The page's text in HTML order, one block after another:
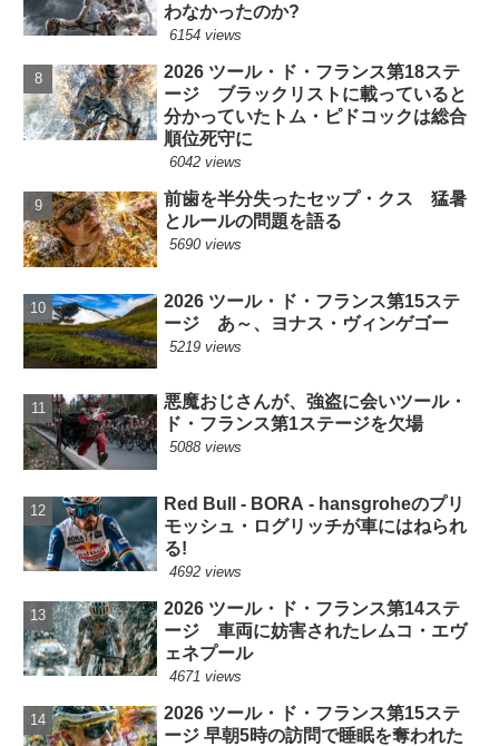
わなかったのか?
6154 views
2026 ツール・ド・フランス第18ステ
ージ ブラックリストに載っていると
分かっていたトム・ピドコックは総合
順位死守に
6042 views
前歯を半分失ったセップ・クス 猛暑
とルールの問題を語る
5690 views
2026 ツール・ド・フランス第15ステ
ージ あ～、ヨナス・ヴィンゲゴー
5219 views
悪魔おじさんが、強盗に会いツール・
ド・フランス第1ステージを欠場
5088 views
Red Bull - BORA - hansgroheのプリ
モッシュ・ログリッチが車にはねられ
る!
4692 views
2026 ツール・ド・フランス第14ステ
ージ 車両に妨害されたレムコ・エヴ
ェネプール
4671 views
2026 ツール・ド・フランス第15ステ
ージ 早朝5時の訪問で睡眠を奪われた